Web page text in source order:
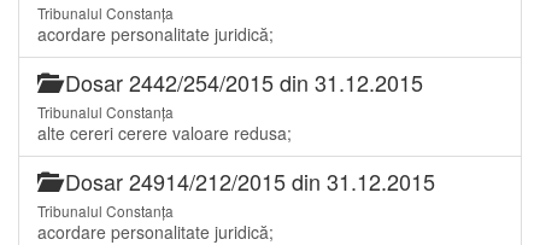
Tribunalul Constanța
acordare personalitate juridică;
Dosar 2442/254/2015 din 31.12.2015
Tribunalul Constanța
alte cereri cerere valoare redusa;
Dosar 24914/212/2015 din 31.12.2015
Tribunalul Constanța
acordare personalitate juridică;